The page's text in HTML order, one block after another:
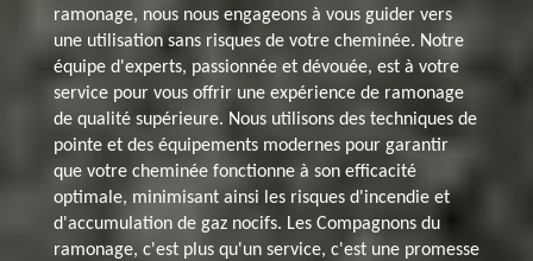
ramonage, nous nous engageons à vous guider vers
une utilisation sans risques de votre cheminée. Notre
équipe d'experts, passionnée et dévouée, est à votre
service pour vous offrir une expérience de ramonage
de qualité supérieure. Nous utilisons des techniques de
pointe et des équipements modernes pour garantir
que votre cheminée fonctionne à son efficacité
optimale, minimisant ainsi les risques d'incendie et
d'accumulation de gaz nocifs. Les Compagnons du
ramonage, c'est plus qu'un service, c'est une promesse